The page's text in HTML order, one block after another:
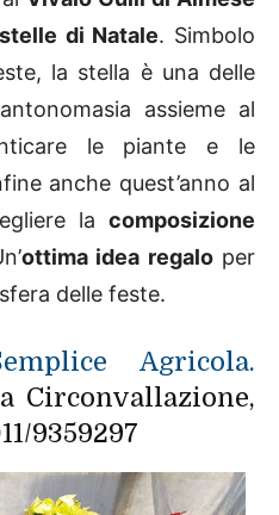
stelle di Natale. Simbolo
la stella è una delle
assieme al
le piante e le
anche quest’anno al
la composizione
ottima idea regaloper
delle feste.
Agricola.
Circonvallazione,
9359297